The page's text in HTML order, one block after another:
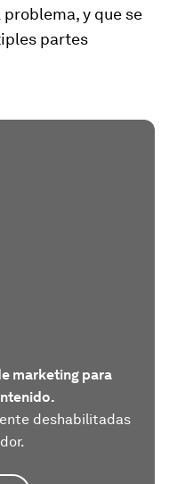
y que se
partes
marketing para
deshabilitadas